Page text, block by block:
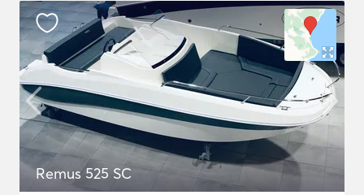
Remus 525 SC